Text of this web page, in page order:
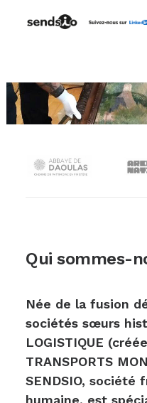
Qui sommes-
Née de la fusion
sociétés sœurs
LOGISTIQUE
TRANSPORTS
SENDSIO, société
humaine, est